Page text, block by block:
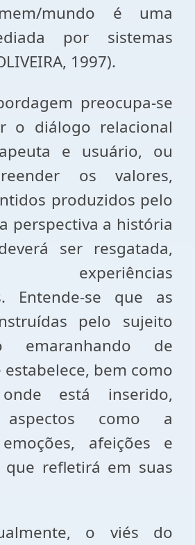
mundo é uma
por sistemas
1997).
preocupa-se
o diálogo relacional
e usuário, ou
os valores,
produzidos pelo
perspectiva a história
ser resgatada,
experiências
Entende-se que as
pelo sujeito
emaranhando de
estabelece, bem como
está inserido,
aspectos como a
afeições e
que refletirá em suas
o viés do